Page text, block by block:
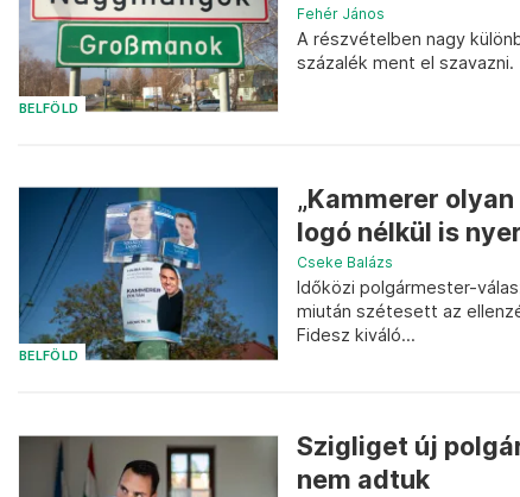
BELFÖLD
Fehér János
A részvételben nagy
százalék ment el szavazni.
BELFÖLD
„Kammerer
logó nélkül is
Cseke Balázs
Időközi polgármester-
miután szétesett az
Fidesz kiváló...
Szigliget új
nem adtuk